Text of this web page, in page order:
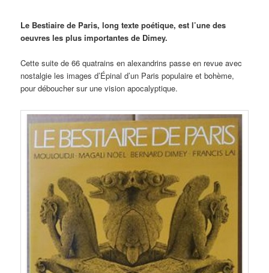
Le Bestiaire de Paris, long texte poétique, est l’une des
oeuvres les plus importantes de Dimey.
Cette suite de 66 quatrains en alexandrins passe en revue avec
nostalgie les images d’Épinal d’un Paris populaire et bohème,
pour déboucher sur une vision apocalyptique.